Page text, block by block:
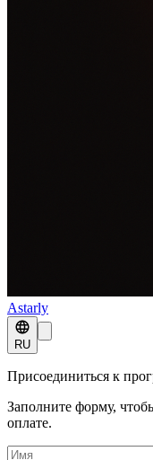
Astarly
RU
Присоединиться к
Заполните форму,
оплате.